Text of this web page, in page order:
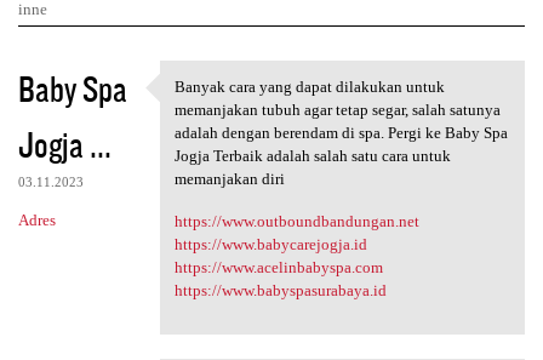
inne
K
o
m
e
n
Baby Spa
Jogja ...
03.11.2023
Adres
Banyak cara yang dapat
Banyak cara yang dapat dilakukan untuk
memanjakan tubuh agar tetap segar, salah satunya
adalah dengan berendam di spa. Pergi ke Baby Spa
Jogja Terbaik adalah salah satu cara untuk
memanjakan diri
https://www.outboundbandungan.net
https://www.babycarejogja.id
https://www.acelinbabyspa.com
https://www.babyspasurabaya.id